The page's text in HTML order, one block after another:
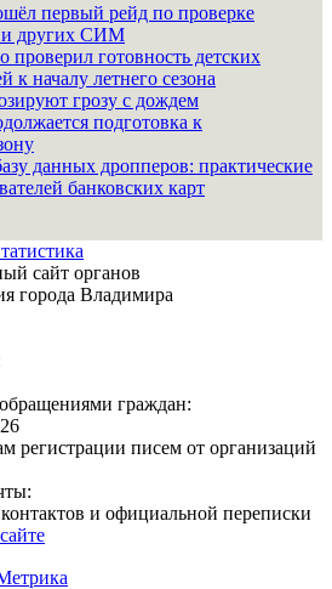
первый рейд по проверке
и других СИМ
проверил готовность детских
к началу летнего сезона
грозу с дождем
подготовка к
данных дропперов: практические
банковских карт
сайт органов
города Владимира
граждан:
регистрации писем от организаций
и официальной переписки